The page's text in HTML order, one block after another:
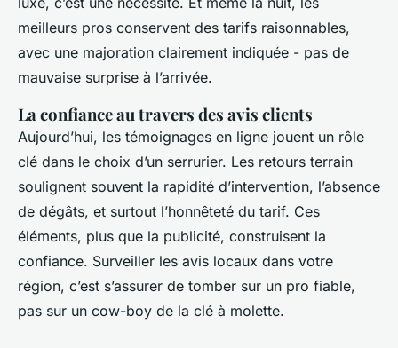
meilleurs pros conservent des tarifs raisonnables,
avec une majoration clairement indiquée - pas de
mauvaise surprise à l’arrivée.
La confiance au travers des avis clients
Aujourd’hui, les témoignages en ligne jouent un rôle
clé dans le choix d’un serrurier. Les retours terrain
soulignent souvent la rapidité d’intervention, l’absence
de dégâts, et surtout l’honnêteté du tarif. Ces
éléments, plus que la publicité, construisent la
confiance. Surveiller les avis locaux dans votre
région, c’est s’assurer de tomber sur un pro fiable,
pas sur un cow-boy de la clé à molette.